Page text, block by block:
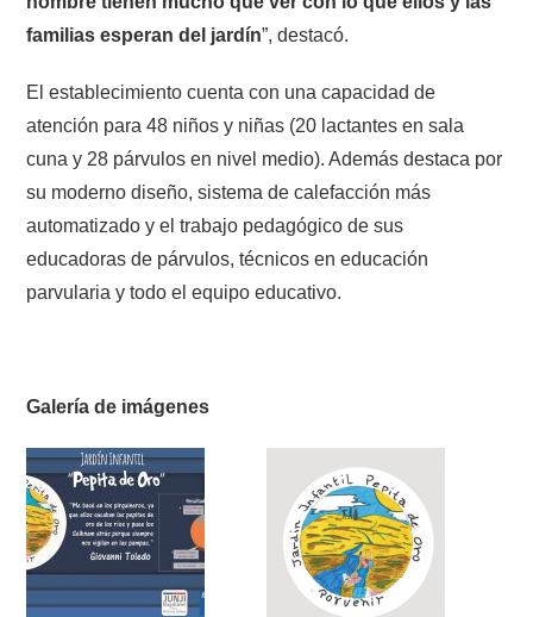
familias esperan del jardín”, destacó.
El establecimiento cuenta con una capacidad de
atención para 48 niños y niñas (20 lactantes en sala
cuna y 28 párvulos en nivel medio). Además destaca por
su moderno diseño, sistema de calefacción más
automatizado y el trabajo pedagógico de sus
educadoras de párvulos, técnicos en educación
parvularia y todo el equipo educativo.
Galería de imágenes